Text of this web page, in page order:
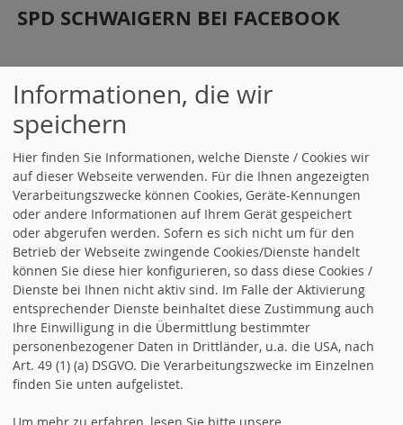
SPD SCHWAIGERN BEI FACEBOOK
Informationen, die wir
speichern
Hier finden Sie Informationen, welche Dienste / Cookies wir
auf dieser Webseite verwenden. Für die Ihnen angezeigten
Verarbeitungszwecke können Cookies, Geräte-Kennungen
oder andere Informationen auf Ihrem Gerät gespeichert
oder abgerufen werden. Sofern es sich nicht um für den
Betrieb der Webseite zwingende Cookies/Dienste handelt
können Sie diese hier konfigurieren, so dass diese Cookies /
Dienste bei Ihnen nicht aktiv sind. Im Falle der Aktivierung
entsprechender Dienste beinhaltet diese Zustimmung auch
Ihre Einwilligung in die Übermittlung bestimmter
personenbezogener Daten in Drittländer, u.a. die USA, nach
Art. 49 (1) (a) DSGVO. Die Verarbeitungszwecke im Einzelnen
finden Sie unten aufgelistet.